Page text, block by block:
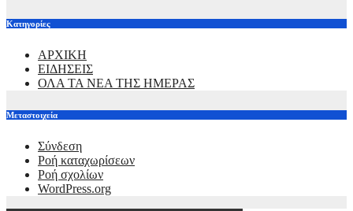
Kατηγορίες
ΑΡΧΙΚΗ
ΕΙΔΗΣΕΙΣ
ΟΛΑ ΤΑ ΝΕΑ ΤΗΣ ΗΜΕΡΑΣ
Μεταστοιχεία
Σύνδεση
Ροή καταχωρίσεων
Ροή σχολίων
WordPress.org